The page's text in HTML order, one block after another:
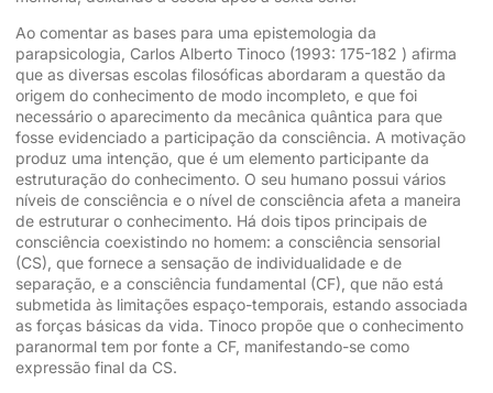
Ao comentar as bases para uma epistemologia da
parapsicologia, Carlos Alberto Tinoco (1993: 175-182 ) afirma
que as diversas escolas filosóficas abordaram a questão da
origem do conhecimento de modo incompleto, e que foi
necessário o aparecimento da mecânica quântica para que
fosse evidenciado a participação da consciência. A motivação
produz uma intenção, que é um elemento participante da
estruturação do conhecimento. O seu humano possui vários
níveis de consciência e o nível de consciência afeta a maneira
de estruturar o conhecimento. Há dois tipos principais de
consciência coexistindo no homem: a consciência sensorial
(CS), que fornece a sensação de individualidade e de
separação, e a consciência fundamental (CF), que não está
submetida às limitações espaço-temporais, estando associada
as forças básicas da vida. Tinoco propõe que o conhecimento
paranormal tem por fonte a CF, manifestando-se como
expressão final da CS.